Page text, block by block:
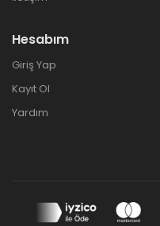
Hesabım
Giriş Yap
Kayıt Ol
Yardım